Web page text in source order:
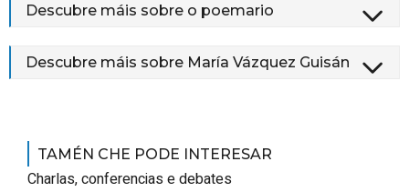
Descubre máis sobre o poemario
Descubre máis sobre María Vázquez Guisán
TAMÉN CHE PODE INTERESAR
Charlas, conferencias e debates